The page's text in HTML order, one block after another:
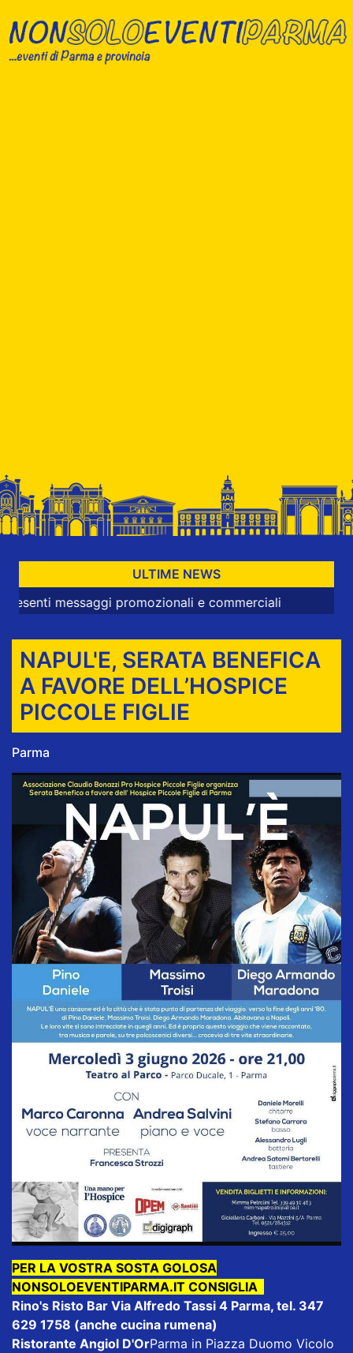
ULTIME NEWS
promozionali e commerciali
NAPUL'E, SERATA BENEFICA
A FAVORE DELL’HOSPICE
PICCOLE FIGLIE
Parma
PER LA VOSTRA SOSTA GOLOSA
NONSOLOEVENTIPARMA.IT CONSIGLIA
Rino's Risto Bar Via Alfredo Tassi 4 Parma, tel. 347
629 1758 (anche cucina rumena)
Ristorante Angiol D'OrParma in Piazza Duomo Vicolo